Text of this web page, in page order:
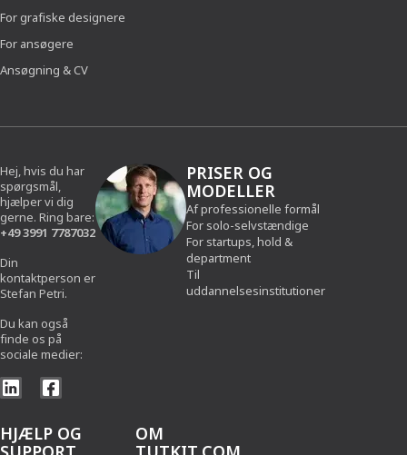
For grafiske designere
For ansøgere
Ansøgning & CV
Hej, hvis du har
spørgsmål,
hjælper vi dig
gerne. Ring bare:
+49 3991 7787032
Din
kontaktperson er
Stefan Petri.
Du kan også
finde os på
sociale medier:
PRISER OG
MODELLER
Af professionelle formål
For solo-selvstændige
For startups, hold &
department
Til
uddannelsesinstitutioner
HJÆLP OG
OM